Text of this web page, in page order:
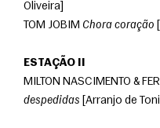
Oliveira]
TOM JOBIM Chora coração
ESTAÇÃO II
MILTON NASCIMENTO &
despedidas [Arranjo de